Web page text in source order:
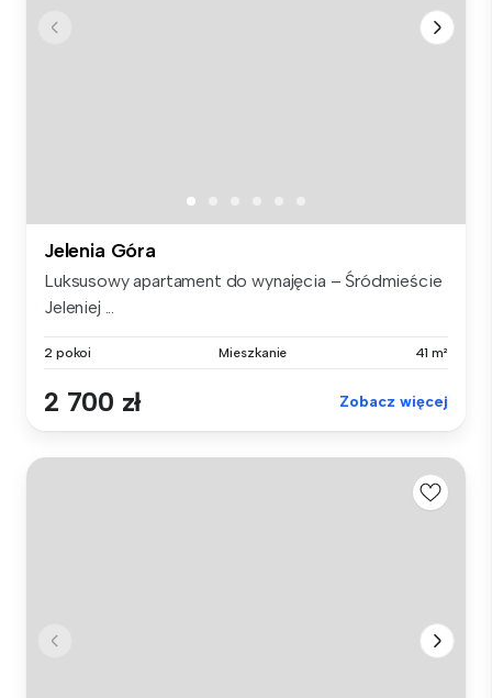
Jelenia Góra
Luksusowy apartament do wynajęcia – Śródmieście
Jeleniej ...
2 pokoi Mieszkanie 41 m²
2 700 zł Zobacz więcej